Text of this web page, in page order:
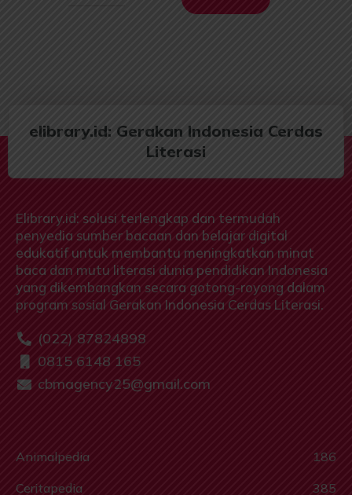
elibrary.id: Gerakan Indonesia Cerdas
Literasi
Elibrary.id: solusi terlengkap dan termudah
penyedia sumber bacaan dan belajar digital
edukatif untuk membantu meningkatkan minat
baca dan mutu literasi dunia pendidikan Indonesia
yang dikembangkan secara gotong-royong dalam
program sosial Gerakan Indonesia Cerdas Literasi.
(022) 87824898
0815 6148 165
cbmagency25@gmail.com
Animalpedia
186
Ceritapedia
385